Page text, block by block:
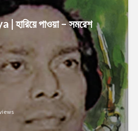
পাওয়া – সমরেশ